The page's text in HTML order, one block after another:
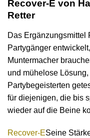
Recover-E von
Retter
Das Ergänzungsmittel
Partygänger
Muntermacher
und mühelose
Partybegeisterten
für diejenigen, die bis
wieder auf die Beine
Recover-ESeine